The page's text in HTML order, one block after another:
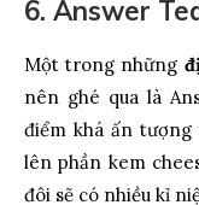
6. Answer
Một trong những
nên ghé qua là
điểm khá ấn
lên phần kem
đôi sẽ có nhiều kỉ